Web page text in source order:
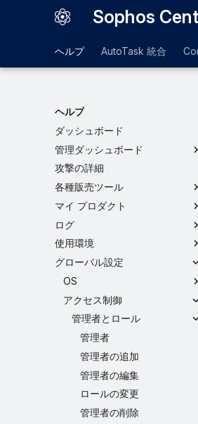
Sophos
ヘルプ AutoTask 統合
ヘルプ
ダッシュボード
管理ダッシュボード
攻撃の詳細
各種販売ツール
マイ プロダクト
ログ
使用環境
グローバル設定
OS
アクセス制御
管理者とロール
管理者
管理者の追加
管理者の編集
ロールの変更
管理者の削除